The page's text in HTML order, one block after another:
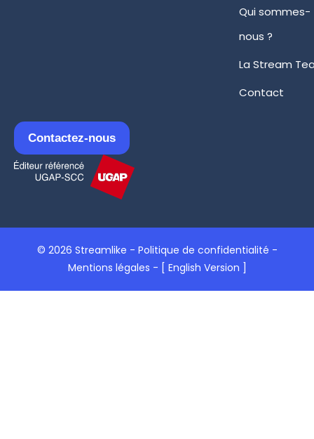
Qui sommes-
nous ?
La Stream
Contact
Contactez-nous
© 2026 Streamlike - Politique de confidentialité -
Mentions légales - [ English Version ]